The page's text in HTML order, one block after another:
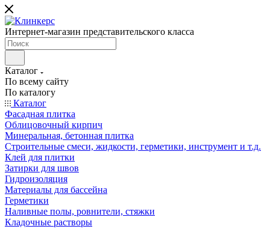
Интернет-магазин представительского класса
Каталог
По всему сайту
По каталогу
Каталог
Фасадная плитка
Облицовочный кирпич
Минеральная, бетонная плитка
Строительные смеси, жидкости, герметики, инструмент и т.д.
Клей для плитки
Затирки для швов
Гидроизоляция
Материалы для бассейна
Герметики
Наливные полы, ровнители, стяжки
Кладочные растворы